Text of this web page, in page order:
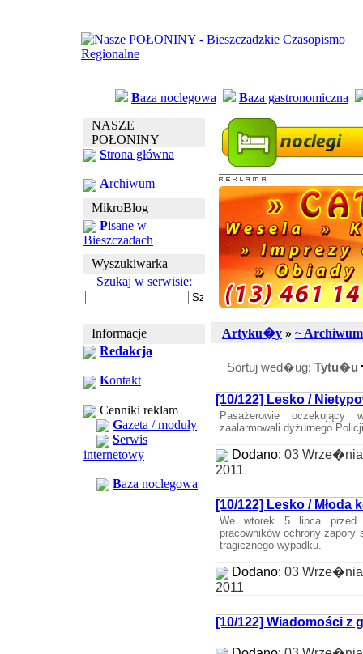
Baza noclegowa Baza gastronomiczna
NASZE
POŁONINY
Strona główna
Archiwum
MikroBlog
Pisane w
Bieszczadach
Wyszukiwarka
Szukaj w serwisie:
Informacje
Redakcja
Kontakt
Cenniki reklam
Gazeta / moduły
Serwis
internetowy
Baza noclegowa
Artyku�y » ~ Archiwum
Sortuj wed�ug: Tytu�u
[10/122] Lesko /
Pasażerowie
zaalarmowali dyżurnego
Dodano: 03 Wrze�nia
2011
[10/122] Lesko / Młoda
We wtorek 5 lipca przed
pracowników ochrony zapory
tragicznego wypadku.
Dodano: 03 Wrze�nia
2011
[10/122] Wiadomości z